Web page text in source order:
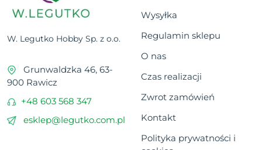
W. Legutko Hobby Sp. z o.o.
Grunwaldzka 46, 63-
900 Rawicz
+48 603 568 347
esklep@legutko.com.pl
Wysyłka
Regulamin sklepu
O nas
Czas realizacji
Zwrot zamówień
Kontakt
Polityka prywatności i